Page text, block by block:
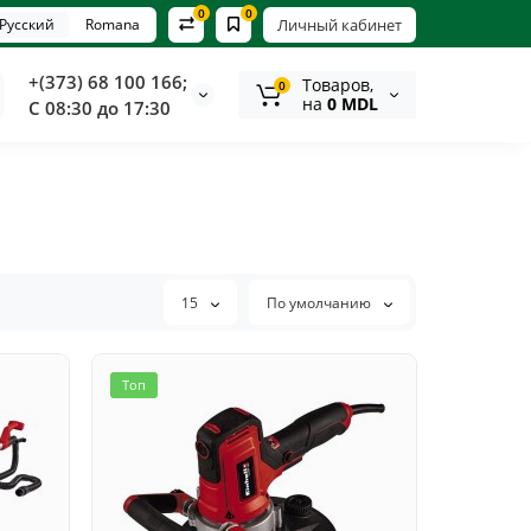
Личный кабинет
0
0
Русский Romana
+(373) 68 100 166;
С 08:30 до 17:30
0
Tоваров,
на 0 MDL
15 По умолчанию
Топ